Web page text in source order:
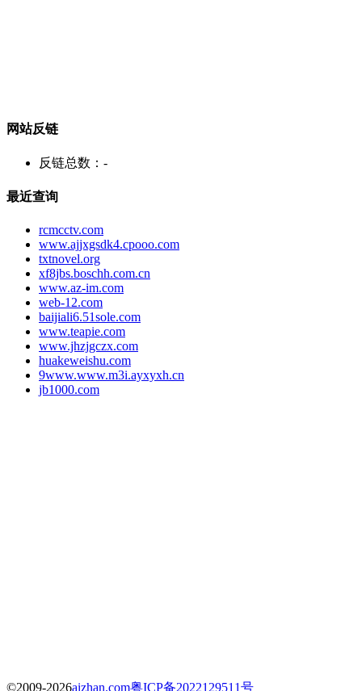
网站反链
反链总数： -
最近查询
rcmcctv.com
www.ajjxgsdk4.cpooo.com
txtnovel.org
xf8jbs.boschh.com.cn
www.az-im.com
web-12.com
baijiali6.51sole.com
www.teapie.com
www.jhzjgczx.com
huakeweishu.com
9www.www.m3i.ayxyxh.cn
jb1000.com
©2009-2026aizhan.com粤ICP备2022129511号